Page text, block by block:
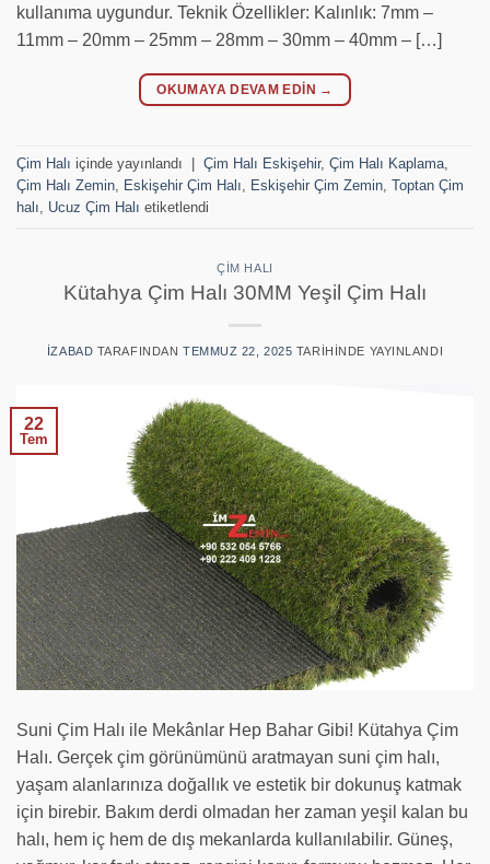
kullanıma uygundur. Teknik Özellikler: Kalınlık: 7mm –
11mm – 20mm – 25mm – 28mm – 30mm – 40mm – […]
OKUMAYA DEVAM EDIN →
Çim Halı içinde yayınlandı Çim Halı Eskişehir, Çim Halı Kaplama,
Çim Halı Zemin, Eskişehir Çim Halı, Eskişehir Çim Zemin, Toptan Çim
halı, Ucuz Çim Halı etiketlendi
ÇIM HALI
Kütahya Çim Halı 30MM Yeşil Çim Halı
IZABAD TARAFINDAN TEMMUZ 22, 2025 TARIHINDE YAYINLANDI
22
Tem
Suni Çim Halı ile Mekânlar Hep Bahar Gibi! Kütahya Çim
Halı. Gerçek çim görünümünü aratmayan suni çim halı,
yaşam alanlarınıza doğallık ve estetik bir dokunuş katmak
için birebir. Bakım derdi olmadan her zaman yeşil kalan bu
halı, hem iç hem de dış mekanlarda kullanılabilir. Güneş,